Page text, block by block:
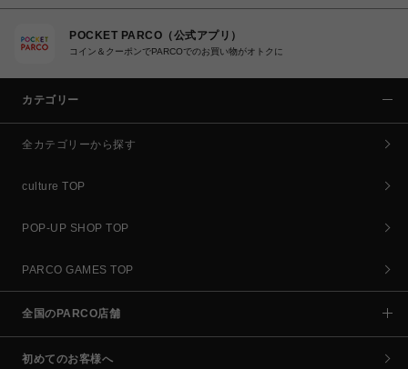
POCKET PARCO（公式アプリ）
コイン＆クーポンでPARCOでのお買い物がオトクに
カテゴリー
全カテゴリーから探す
culture TOP
POP-UP SHOP TOP
PARCO GAMES TOP
全国のPARCO店舗
初めてのお客様へ